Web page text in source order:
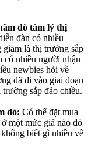
dò tâm lý thị
đàn có nhiều
là thị trường sắp
có nhiều người nhận
newbies hỏi về
đã đi vào giai đoạn
sắp đảo chiều.
dò: Có thể đặt mua
một mức giá nào đó
biết gì nhiều về